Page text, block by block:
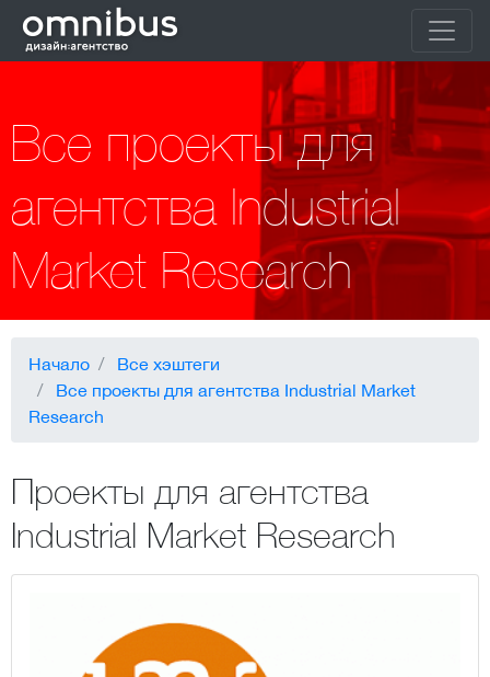
Все проекты для
агентства Industrial
Market Research
Начало
Все хэштеги
Все проекты для агентства Industrial Market
Research
Проекты для агентства
Industrial Market Research